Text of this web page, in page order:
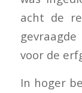
acht de
voor de
In hoger